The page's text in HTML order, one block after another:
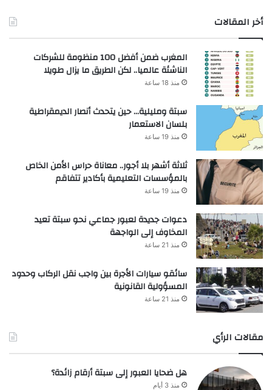
أخر المقالات
المغرب ضمن أفضل 100 منظومة للشركات
الناشئة عالميا.. لكن الطريق ما يزال طويلا
منذ 18 ساعة
سبتة ومليلية… حين يتحدث أنصار الديمقراطية
بلسان الاستعمار
منذ 19 ساعة
ثلاثة أشهر بلا أجور.. معاناة حراس الأمن الخاص
بالمؤسسات التعليمية بأكادير تتفاقم
منذ 19 ساعة
دعوات جديدة لعبور جماعي نحو سبتة تعيد
المخاوف إلى الواجهة
منذ 21 ساعة
سائقو سيارات الأجرة بين واجب نقل الركاب وحدود
المسؤولية القانونية
منذ 21 ساعة
مقالات الرأي
هل ضحايا العبور إلى سبتة أرقام زائدة؟
منذ 3 أيام